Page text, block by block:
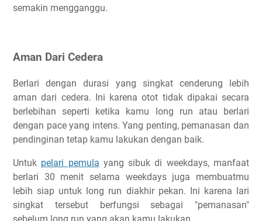
semakin mengganggu.
Aman Dari Cedera
Berlari dengan durasi yang singkat cenderung lebih
aman dari cedera. Ini karena otot tidak dipakai secara
berlebihan seperti ketika kamu long run atau berlari
dengan pace yang intens. Yang penting, pemanasan dan
pendinginan tetap kamu lakukan dengan baik.
Untuk pelari pemula yang sibuk di weekdays, manfaat
berlari 30 menit selama weekdays juga membuatmu
lebih siap untuk long run diakhir pekan. Ini karena lari
singkat tersebut berfungsi sebagai "pemanasan"